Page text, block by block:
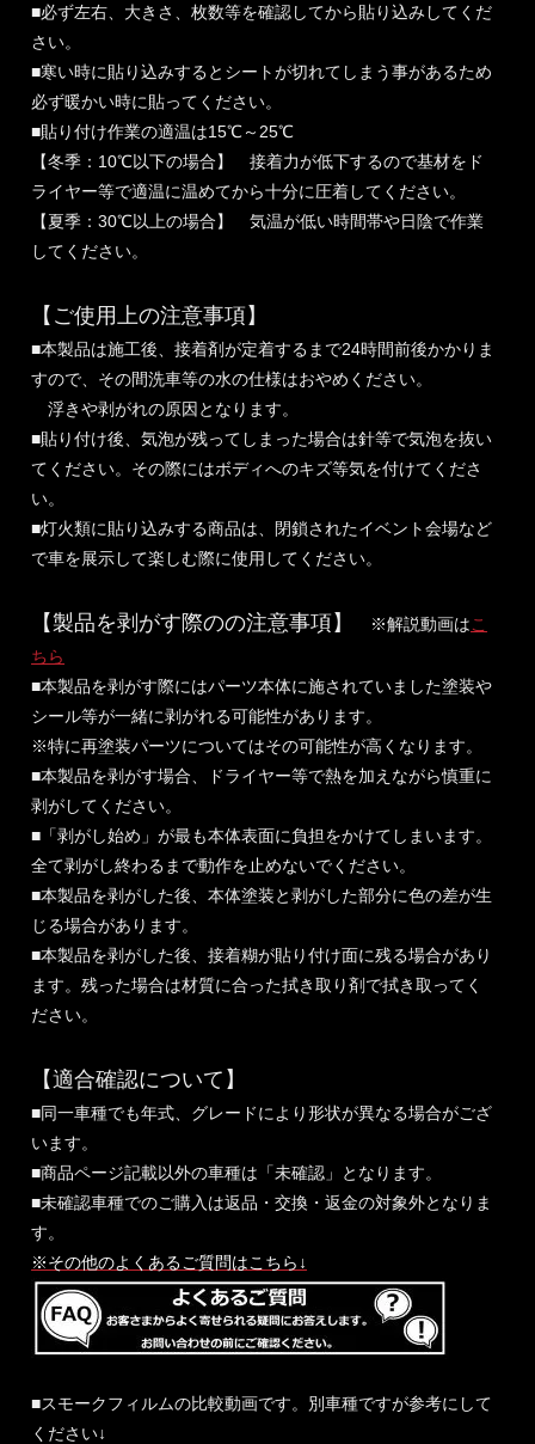
■必ず左右、大きさ、枚数等を確認してから貼り込みしてくだ
さい。
■寒い時に貼り込みするとシートが切れてしまう事があるため
必ず暖かい時に貼ってください。
■貼り付け作業の適温は15℃～25℃
【冬季：10℃以下の場合】 接着力が低下するので基材をド
ライヤー等で適温に温めてから十分に圧着してください。
【夏季：30℃以上の場合】 気温が低い時間帯や日陰で作業
してください。
【ご使用上の注意事項】
■本製品は施工後、接着剤が定着するまで24時間前後かかりま
すので、その間洗車等の水の仕様はおやめください。
浮きや剥がれの原因となります。
■貼り付け後、気泡が残ってしまった場合は針等で気泡を抜い
てください。その際にはボディへのキズ等気を付けてくださ
い。
■灯火類に貼り込みする商品は、閉鎖されたイベント会場など
で車を展示して楽しむ際に使用してください。
【製品を剥がす際のの注意事項】 ※解説動画はこ
ちら
■本製品を剥がす際にはパーツ本体に施されていました塗装や
シール等が一緒に剥がれる可能性があります。
※特に再塗装パーツについてはその可能性が高くなります。
■本製品を剥がす場合、ドライヤー等で熱を加えながら慎重に
剥がしてください。
■「剥がし始め」が最も本体表面に負担をかけてしまいます。
全て剥がし終わるまで動作を止めないでください。
■本製品を剥がした後、本体塗装と剥がした部分に色の差が生
じる場合があります。
■本製品を剥がした後、接着糊が貼り付け面に残る場合があり
ます。残った場合は材質に合った拭き取り剤で拭き取ってく
ださい。
【適合確認について】
■同一車種でも年式、グレードにより形状が異なる場合がござ
います。
■商品ページ記載以外の車種は「未確認」となります。
■未確認車種でのご購入は返品・交換・返金の対象外となりま
す。
※その他のよくあるご質問はこちら↓
■スモークフィルムの比較動画です。別車種ですが参考にして
ください↓